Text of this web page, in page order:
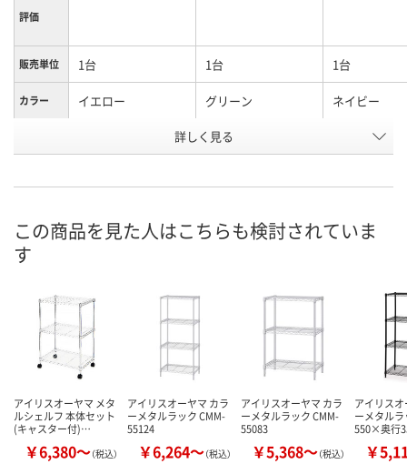
評価
販売単位 1台 1台 1台
カラー イエロー グリーン ネイビー
H652724 H652725
詳しく見る
この商品を見た人はこちらも検討されていま
す
アイリスオーヤマ メタ
ルシェルフ 本体セット
(キャスター付)…
￥6,380～（税込）
アイリスオーヤマ カラ
ーメタルラック CMM-
55124
￥6,264～（税込）
アイリスオーヤマ カラ
ーメタルラック CMM-
55083
￥5,368～（税込）
アイリス
ーメタルラ
550×奥行
￥